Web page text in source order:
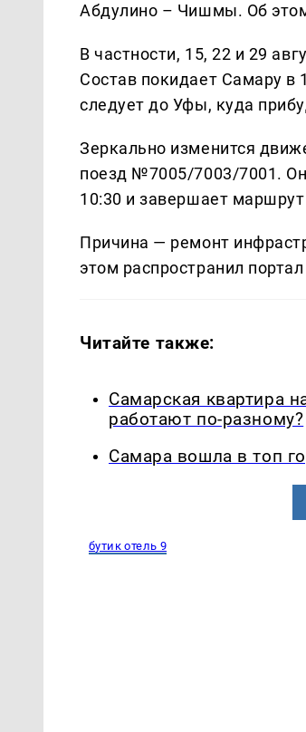
Абдулино – Чишмы. Об
В частности, 15, 22 и 29
Состав покидает Самару в
следует до Уфы, куда
Зеркально изменится
поезд №7005/7003/7001.
10:30 и завершает
Причина — ремонт
этом распространил
Читайте также:
Самарская квартира
работают по-разному?
Самара вошла в топ
бутик отель 9